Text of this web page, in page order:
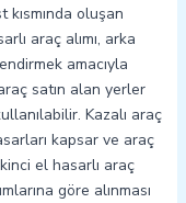
kısmında oluşan
araç alımı, arka
amacıyla
satın alan yerler
Kazalı araç
kapsar ve araç
el hasarlı araç
göre alınması